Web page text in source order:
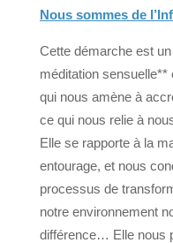
Nous sommes de
Cette démarche est
méditation sensuelle**
qui nous amène à
ce qui nous relie à
Elle se rapporte à la
entourage, et nous
processus de
notre environnement
différence… Elle nous